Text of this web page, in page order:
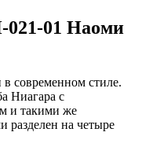
01 Наоми
современном стиле.
Ниагара с
и такими же
разделен на четыре